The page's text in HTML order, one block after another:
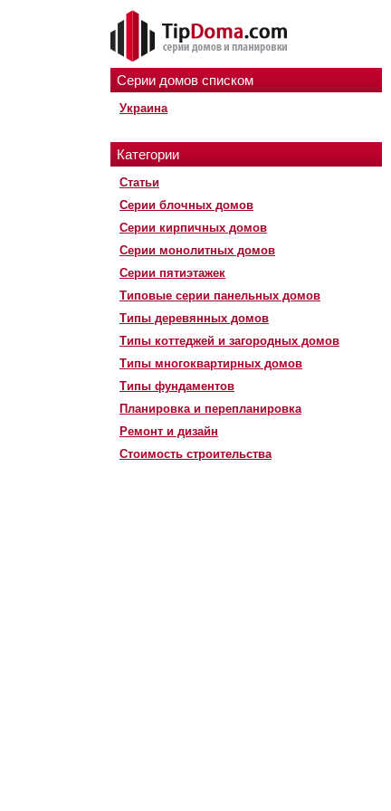
Серии домов списком
Украина
Категории
Статьи
Серии блочных домов
Серии кирпичных домов
Серии монолитных домов
Серии пятиэтажек
Типовые серии панельных домов
Типы деревянных домов
Типы коттеджей и загородных домов
Типы многоквартирных домов
Типы фундаментов
Планировка и перепланировка
Ремонт и дизайн
Стоимость строительства